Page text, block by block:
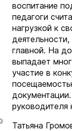
воспитание
педагоги
нагрузкой к
главной. На
выпадает
участие в
руководителя
Татьяна